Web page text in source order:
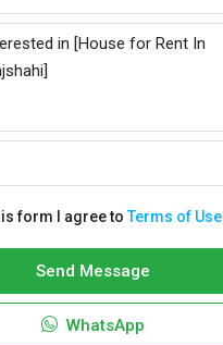
form I agree toTerms of Use
Send Message
WhatsApp